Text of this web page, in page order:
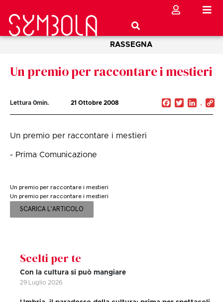
RASSEGNA
Un premio per raccontare i mestieri
Lettura 0min. 21 Ottobre 2008 Facebook
Twitter
Un premio per raccontare i mestieri
- Prima Comunicazione
Un premio per raccontare i mestieri
Un premio per raccontare i mestieri
SCARICA L'ARTICOLO
Scelti per te
Con la cultura si può mangiare
29 Luglio 2026